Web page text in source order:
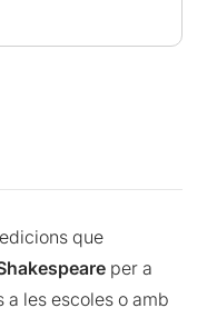
que
per a
les escoles o amb